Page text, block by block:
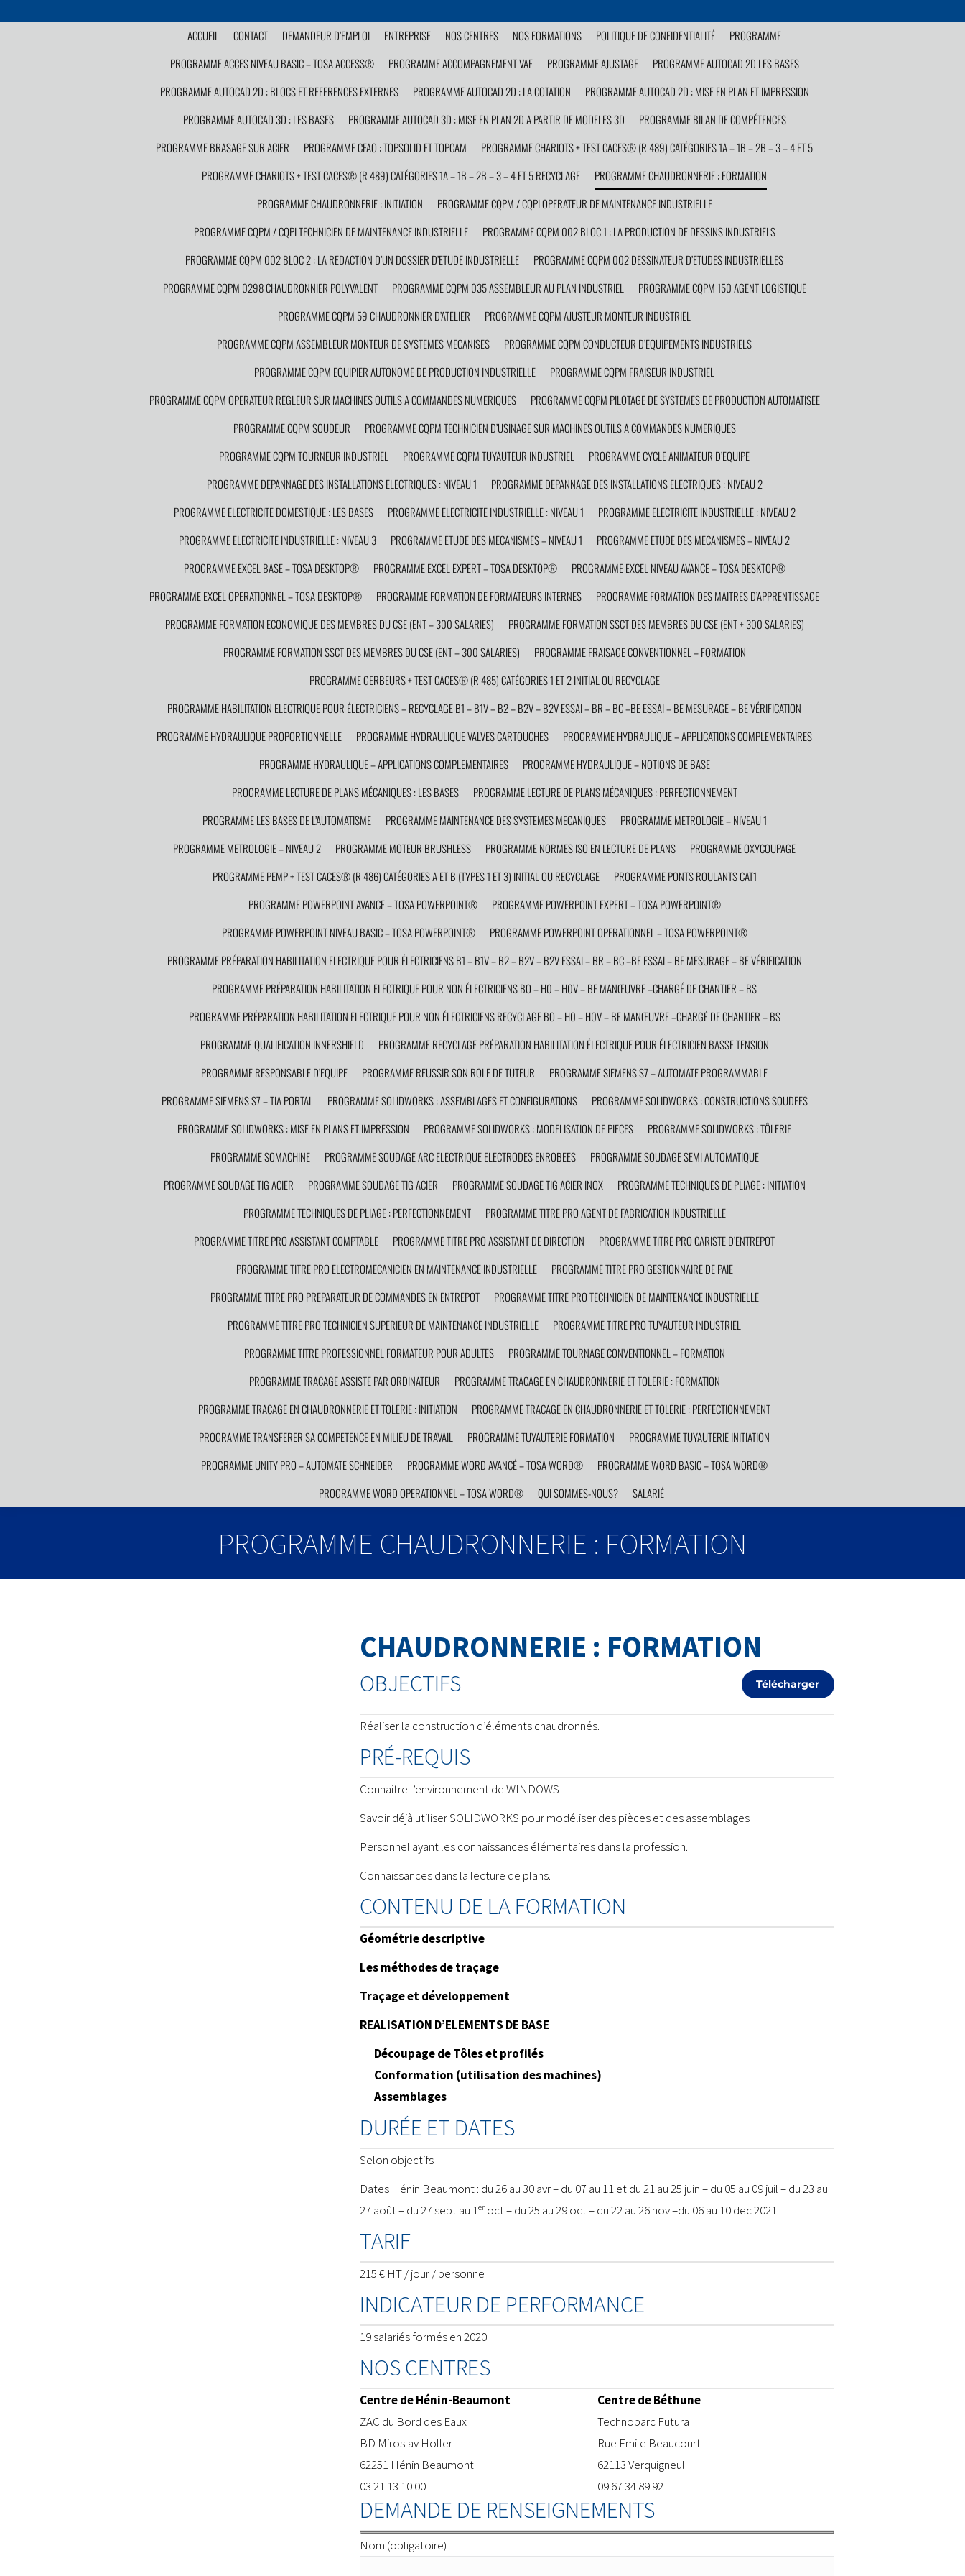
ACCUEIL CONTACT DEMANDEUR D’EMPLOI ENTREPRISE NOS CENTRES NOS FORMATIONS POLITIQUE DE CONFIDENTIALITÉ
PROGRAMME
PROGRAMME ACCES NIVEAU BASIC – TOSA ACCESS®
PROGRAMME ACCOMPAGNEMENT VAE PROGRAMME AJUSTAGE
PROGRAMME AUTOCAD 2D LES BASES
PROGRAMME AUTOCAD 2D : BLOCS ET REFERENCES EXTERNES
PROGRAMME AUTOCAD 2D : LA COTATION
PROGRAMME AUTOCAD 2D : MISE EN PLAN ET IMPRESSION
PROGRAMME AUTOCAD 3D : LES BASES
PROGRAMME AUTOCAD 3D : MISE EN PLAN 2D A PARTIR DE MODELES 3D
PROGRAMME BILAN DE COMPÉTENCES
PROGRAMME BRASAGE SUR ACIER
PROGRAMME CFAO : TOPSOLID ET TOPCAM
PROGRAMME CHARIOTS + TEST CACES® (R 489) CATÉGORIES 1A – 1B – 2B – 3 – 4 ET 5
PROGRAMME CHARIOTS + TEST CACES® (R 489) CATÉGORIES 1A – 1B – 2B – 3 – 4 ET 5 RECYCLAGE
PROGRAMME CHAUDRONNERIE : FORMATION
PROGRAMME CHAUDRONNERIE : INITIATION
PROGRAMME CQPM / CQPI OPERATEUR DE MAINTENANCE INDUSTRIELLE
PROGRAMME CQPM / CQPI TECHNICIEN DE MAINTENANCE INDUSTRIELLE
PROGRAMME CQPM 002 BLOC 1 : LA PRODUCTION DE DESSINS INDUSTRIELS
PROGRAMME CQPM 002 BLOC 2 : LA REDACTION D’UN DOSSIER D’ETUDE INDUSTRIELLE
PROGRAMME CQPM 002 DESSINATEUR D’ETUDES INDUSTRIELLES
PROGRAMME CQPM 0298 CHAUDRONNIER POLYVALENT
PROGRAMME CQPM 035 ASSEMBLEUR AU PLAN INDUSTRIEL
PROGRAMME CQPM 150 AGENT LOGISTIQUE
PROGRAMME CQPM 59 CHAUDRONNIER D’ATELIER
PROGRAMME CQPM AJUSTEUR MONTEUR INDUSTRIEL
PROGRAMME CQPM ASSEMBLEUR MONTEUR DE SYSTEMES MECANISES
PROGRAMME CQPM CONDUCTEUR D’EQUIPEMENTS INDUSTRIELS
PROGRAMME CQPM EQUIPIER AUTONOME DE PRODUCTION INDUSTRIELLE
PROGRAMME CQPM FRAISEUR INDUSTRIEL
PROGRAMME CQPM OPERATEUR REGLEUR SUR MACHINES OUTILS A COMMANDES NUMERIQUES
PROGRAMME CQPM PILOTAGE DE SYSTEMES DE PRODUCTION AUTOMATISEE
PROGRAMME CQPM SOUDEUR
PROGRAMME CQPM TECHNICIEN D’USINAGE SUR MACHINES OUTILS A COMMANDES NUMERIQUES
PROGRAMME CQPM TOURNEUR INDUSTRIEL
PROGRAMME CQPM TUYAUTEUR INDUSTRIEL
PROGRAMME CYCLE ANIMATEUR D’EQUIPE
PROGRAMME DEPANNAGE DES INSTALLATIONS ELECTRIQUES : NIVEAU 1
PROGRAMME DEPANNAGE DES INSTALLATIONS ELECTRIQUES : NIVEAU 2
PROGRAMME ELECTRICITE DOMESTIQUE : LES BASES
PROGRAMME ELECTRICITE INDUSTRIELLE : NIVEAU 1
PROGRAMME ELECTRICITE INDUSTRIELLE : NIVEAU 2
PROGRAMME ELECTRICITE INDUSTRIELLE : NIVEAU 3
PROGRAMME ETUDE DES MECANISMES – NIVEAU 1
PROGRAMME ETUDE DES MECANISMES – NIVEAU 2
PROGRAMME EXCEL BASE – TOSA DESKTOP®
PROGRAMME EXCEL EXPERT – TOSA DESKTOP®
PROGRAMME EXCEL NIVEAU AVANCE – TOSA DESKTOP®
PROGRAMME EXCEL OPERATIONNEL – TOSA DESKTOP®
PROGRAMME FORMATION DE FORMATEURS INTERNES
PROGRAMME FORMATION DES MAITRES D’APPRENTISSAGE
PROGRAMME FORMATION ECONOMIQUE DES MEMBRES DU CSE (ENT – 300 SALARIES)
PROGRAMME FORMATION SSCT DES MEMBRES DU CSE (ENT + 300 SALARIES)
PROGRAMME FORMATION SSCT DES MEMBRES DU CSE (ENT – 300 SALARIES)
PROGRAMME FRAISAGE CONVENTIONNEL – FORMATION
PROGRAMME GERBEURS + TEST CACES® (R 485) CATÉGORIES 1 ET 2 INITIAL OU RECYCLAGE
PROGRAMME HABILITATION ELECTRIQUE POUR ÉLECTRICIENS – RECYCLAGE B1 – B1V – B2 – B2V – B2V ESSAI – BR – BC –BE ESSAI – BE MESURAGE – BE VÉRIFICATION
PROGRAMME HYDRAULIQUE PROPORTIONNELLE
PROGRAMME HYDRAULIQUE VALVES CARTOUCHES
PROGRAMME HYDRAULIQUE – APPLICATIONS COMPLEMENTAIRES
PROGRAMME HYDRAULIQUE – APPLICATIONS COMPLEMENTAIRES
PROGRAMME HYDRAULIQUE – NOTIONS DE BASE
PROGRAMME LECTURE DE PLANS MÉCANIQUES : LES BASES
PROGRAMME LECTURE DE PLANS MÉCANIQUES : PERFECTIONNEMENT
PROGRAMME LES BASES DE L’AUTOMATISME
PROGRAMME MAINTENANCE DES SYSTEMES MECANIQUES
PROGRAMME METROLOGIE – NIVEAU 1
PROGRAMME METROLOGIE – NIVEAU 2
PROGRAMME MOTEUR BRUSHLESS PROGRAMME NORMES ISO EN LECTURE DE PLANS
PROGRAMME OXYCOUPAGE
PROGRAMME PEMP + TEST CACES® (R 486) CATÉGORIES A ET B (TYPES 1 ET 3) INITIAL OU RECYCLAGE
PROGRAMME PONTS ROULANTS CAT1
PROGRAMME POWERPOINT AVANCE – TOSA POWERPOINT®
PROGRAMME POWERPOINT EXPERT – TOSA POWERPOINT®
PROGRAMME POWERPOINT NIVEAU BASIC – TOSA POWERPOINT®
PROGRAMME POWERPOINT OPERATIONNEL – TOSA POWERPOINT®
PROGRAMME PRÉPARATION HABILITATION ELECTRIQUE POUR ÉLECTRICIENS B1 – B1V – B2 – B2V – B2V ESSAI – BR – BC –BE ESSAI – BE MESURAGE – BE VÉRIFICATION
PROGRAMME PRÉPARATION HABILITATION ELECTRIQUE POUR NON ÉLECTRICIENS BO – H0 – H0V – BE MANŒUVRE –CHARGÉ DE CHANTIER – BS
PROGRAMME PRÉPARATION HABILITATION ELECTRIQUE POUR NON ÉLECTRICIENS RECYCLAGE BO – H0 – H0V – BE MANŒUVRE –CHARGÉ DE CHANTIER – BS
PROGRAMME QUALIFICATION INNERSHIELD
PROGRAMME RECYCLAGE PRÉPARATION HABILITATION ÉLECTRIQUE POUR ÉLECTRICIEN BASSE TENSION
PROGRAMME RESPONSABLE D’EQUIPE
PROGRAMME REUSSIR SON ROLE DE TUTEUR
PROGRAMME SIEMENS S7 – AUTOMATE PROGRAMMABLE
PROGRAMME SIEMENS S7 – TIA PORTAL
PROGRAMME SOLIDWORKS : ASSEMBLAGES ET CONFIGURATIONS
PROGRAMME SOLIDWORKS : CONSTRUCTIONS SOUDEES
PROGRAMME SOLIDWORKS : MISE EN PLANS ET IMPRESSION
PROGRAMME SOLIDWORKS : MODELISATION DE PIECES
PROGRAMME SOLIDWORKS : TÔLERIE
PROGRAMME SOMACHINE
PROGRAMME SOUDAGE ARC ELECTRIQUE ELECTRODES ENROBEES
PROGRAMME SOUDAGE SEMI AUTOMATIQUE
PROGRAMME SOUDAGE TIG ACIER
PROGRAMME SOUDAGE TIG ACIER PROGRAMME SOUDAGE TIG ACIER INOX
PROGRAMME TECHNIQUES DE PLIAGE : INITIATION
PROGRAMME TECHNIQUES DE PLIAGE : PERFECTIONNEMENT
PROGRAMME TITRE PRO AGENT DE FABRICATION INDUSTRIELLE
PROGRAMME TITRE PRO ASSISTANT COMPTABLE
PROGRAMME TITRE PRO ASSISTANT DE DIRECTION
PROGRAMME TITRE PRO CARISTE D’ENTREPOT
PROGRAMME TITRE PRO ELECTROMECANICIEN EN MAINTENANCE INDUSTRIELLE
PROGRAMME TITRE PRO GESTIONNAIRE DE PAIE
PROGRAMME TITRE PRO PREPARATEUR DE COMMANDES EN ENTREPOT
PROGRAMME TITRE PRO TECHNICIEN DE MAINTENANCE INDUSTRIELLE
PROGRAMME TITRE PRO TECHNICIEN SUPERIEUR DE MAINTENANCE INDUSTRIELLE
PROGRAMME TITRE PRO TUYAUTEUR INDUSTRIEL
PROGRAMME TITRE PROFESSIONNEL FORMATEUR POUR ADULTES
PROGRAMME TOURNAGE CONVENTIONNEL – FORMATION
PROGRAMME TRACAGE ASSISTE PAR ORDINATEUR
PROGRAMME TRACAGE EN CHAUDRONNERIE ET TOLERIE : FORMATION
PROGRAMME TRACAGE EN CHAUDRONNERIE ET TOLERIE : INITIATION
PROGRAMME TRACAGE EN CHAUDRONNERIE ET TOLERIE : PERFECTIONNEMENT
PROGRAMME TRANSFERER SA COMPETENCE EN MILIEU DE TRAVAIL
PROGRAMME TUYAUTERIE FORMATION
PROGRAMME TUYAUTERIE INITIATION
PROGRAMME UNITY PRO – AUTOMATE SCHNEIDER
PROGRAMME WORD AVANCÉ – TOSA WORD®
PROGRAMME WORD BASIC – TOSA WORD®
PROGRAMME WORD OPERATIONNEL – TOSA WORD®
QUI SOMMES-NOUS? SALARIÉ
PROGRAMME CHAUDRONNERIE : FORMATION
CHAUDRONNERIE : FORMATION
OBJECTIFS Télécharger
Réaliser la construction d’éléments chaudronnés.
PRÉ-REQUIS
Connaitre l’environnement de WINDOWS
Savoir déjà utiliser SOLIDWORKS pour modéliser des pièces et des assemblages
Personnel ayant les connaissances élémentaires dans la profession.
Connaissances dans la lecture de plans.
CONTENU DE LA FORMATION
Géométrie descriptive
Les méthodes de traçage
Traçage et développement
REALISATION D’ELEMENTS DE BASE
Découpage de Tôles et profilés
Conformation (utilisation des machines)
Assemblages
DURÉE ET DATES
Selon objectifs
Dates Hénin Beaumont : du 26 au 30 avr – du 07 au 11 et du 21 au 25 juin – du 05 au 09 juil – du 23 au
27 août – du 27 sept au 1er oct – du 25 au 29 oct – du 22 au 26 nov –du 06 au 10 dec 2021
TARIF
215 € HT / jour / personne
INDICATEUR DE PERFORMANCE
19 salariés formés en 2020
NOS CENTRES
Centre de Hénin-Beaumont
ZAC du Bord des Eaux
BD Miroslav Holler
62251 Hénin Beaumont
03 21 13 10 00
Centre de Béthune
​Technoparc Futura
Rue Emile Beaucourt
62113 Verquigneul
09 67 34 89 92
DEMANDE DE RENSEIGNEMENTS
Nom (obligatoire)